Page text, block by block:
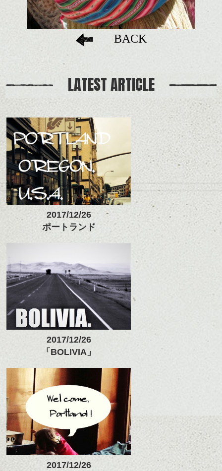
BACK
LATEST ARTICLE
2017/12/26
ポートランド
2017/12/26
「BOLIVIA」
2017/12/26